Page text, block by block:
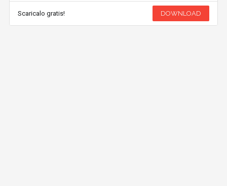
Scaricalo gratis! DOWNLOAD